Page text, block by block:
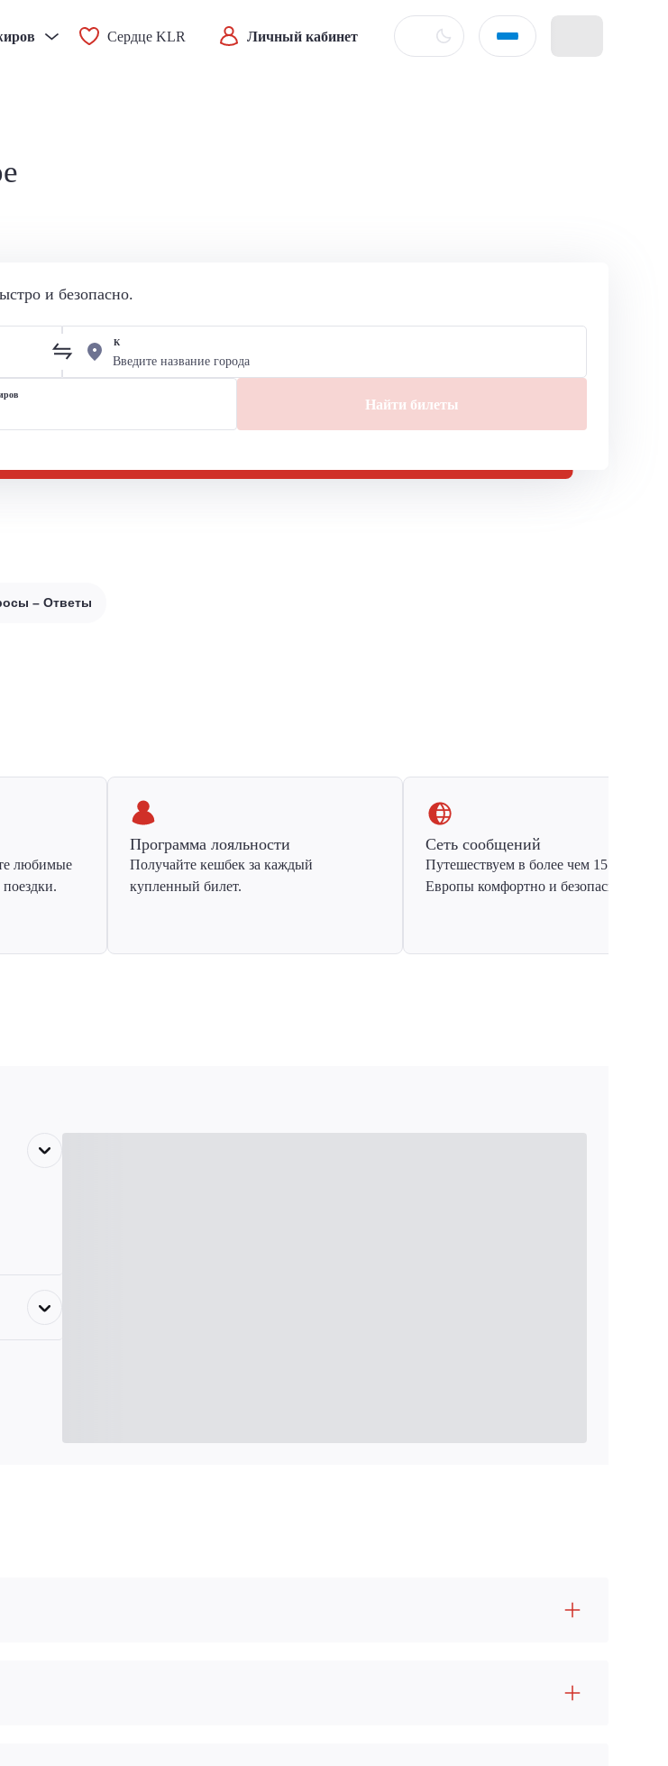
Сердце KLR Личный кабинет
и безопасно.
К
Найти билеты
– Ответы
любимые
Программа лояльности
Получайте кешбек за каждый
купленный билет.
Сеть сообщений
Путешествуем в более чем 15 стран
Европы комфортно и безопасно.